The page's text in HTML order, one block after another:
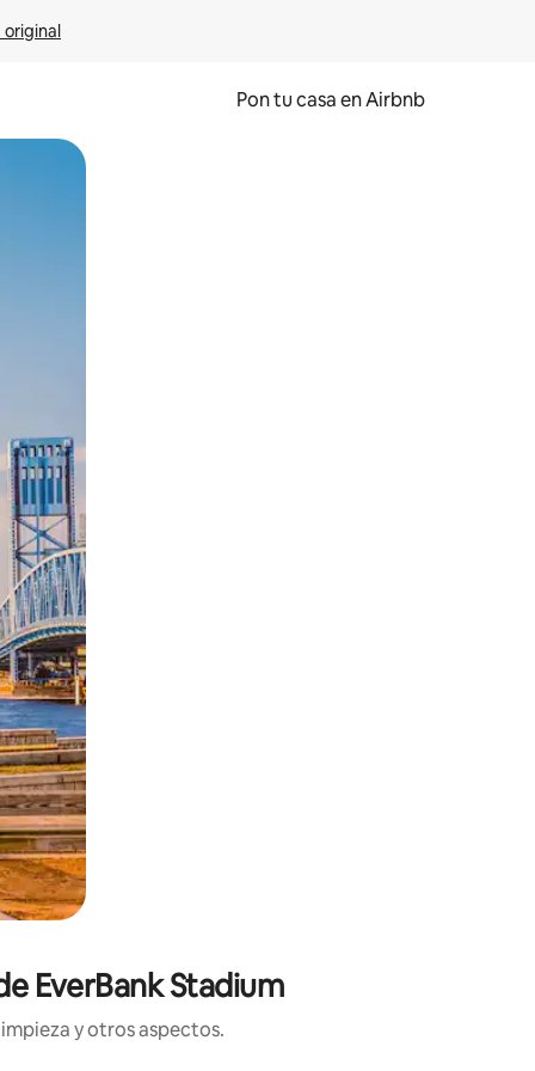
original
Pon tu casa en Airbnb
desliza el dedo.
EverBank Stadium
y otros aspectos.